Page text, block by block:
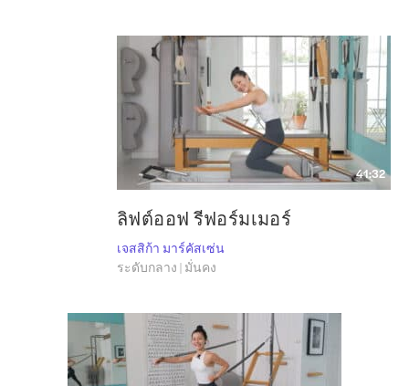
41:32
ลิฟต์ออฟ รีฟอร์มเมอร์
เจสสิก้า มาร์คัสเซ่น
ระดับกลาง | มั่นคง